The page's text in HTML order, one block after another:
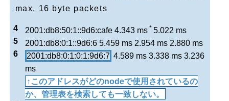
max, 16 byte packets
4 2001:db8:50:1::9d6:cafe 4.343 ms * 5.022 ms
5
2001:db8:0:1::9d6:6 5.459 ms 2.954 ms 2.880 ms
6
2001:db8:0:1:0:1:9d6:7 4.589 ms 3.338 ms 3.236
ms
↑このアドレスがどのnodeで使用されているの
か、管理表を検索しても一致しない。